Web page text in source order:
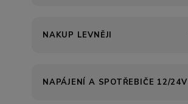
NAKUP LEVNĚJI
NAPÁJENÍ A SPOTŘEBIČE 12/24V